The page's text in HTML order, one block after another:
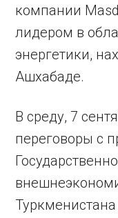
компании
лидером в
энергетики,
Ашхабаде.
В среду, 7
переговоры с